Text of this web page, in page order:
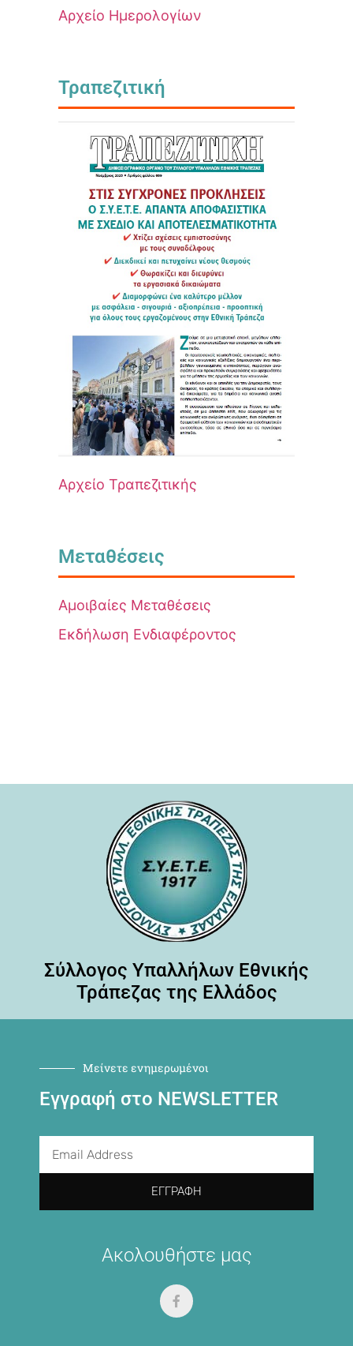
Αρχείο Ημερολογίων
Τραπεζιτική
Αρχείο Τραπεζιτικής
Μεταθέσεις
Αμοιβαίες Μεταθέσεις
Εκδήλωση Ενδιαφέροντος
Σύλλογος Υπαλλήλων Εθνικής
Τράπεζας της Ελλάδος
Μείνετε ενημερωμένοι
Εγγραφή στο NEWSLETTER
ΕΓΓΡΑΦΉ
Ακολουθήστε μας